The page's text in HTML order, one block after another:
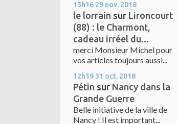
13h16 29 nov. 2018
le lorrain sur Lironcourt
(88) : le Charmont,
cadeau irréel du...
merci Monsieur Michel pour
vos articles toujours aussi...
12h19 31 oct. 2018
Pétin sur Nancy dans la
Grande Guerre
Belle initiative de la ville de
Nancy ! Il est important...